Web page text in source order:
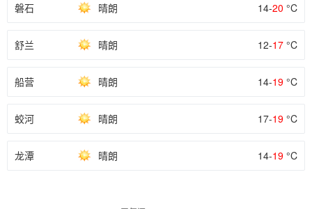
磐石 晴朗 14-20 °C
舒兰 晴朗 12-17 °C
船营 晴朗 14-19 °C
蛟河 晴朗 17-19 °C
龙潭 晴朗 14-19 °C